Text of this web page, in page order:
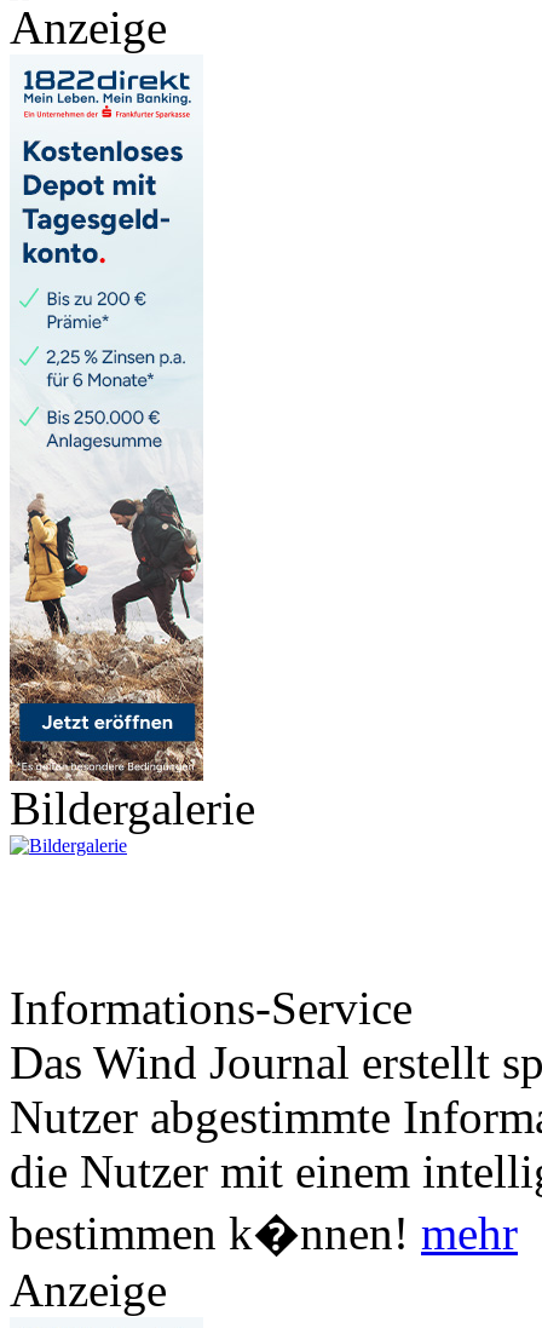
Anzeige
Bildergalerie
Informations-Service
Das Wind Journal erstellt
Nutzer abgestimmte
die Nutzer mit einem
bestimmen k�nnen! mehr
Anzeige